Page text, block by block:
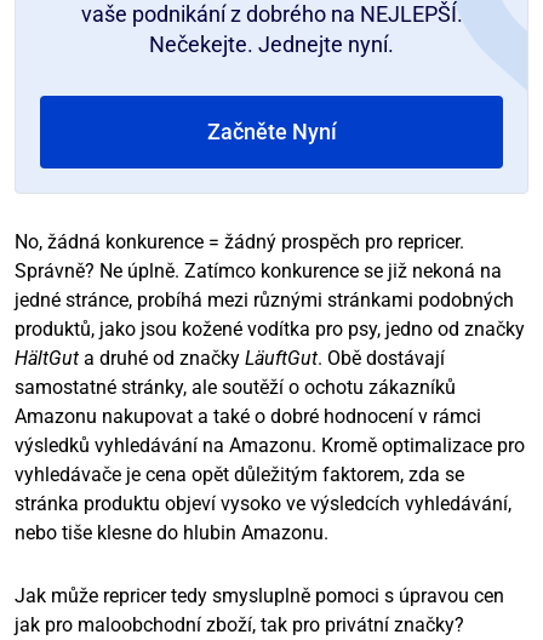
vaše podnikání z dobrého na NEJLEPŠÍ.
Nečekejte. Jednejte nyní.
Začněte Nyní
No, žádná konkurence = žádný prospěch pro repricer.
Správně? Ne úplně. Zatímco konkurence se již nekoná na
jedné stránce, probíhá mezi různými stránkami podobných
produktů, jako jsou kožené vodítka pro psy, jedno od značky
HältGut a druhé od značky LäuftGut. Obě dostávají
samostatné stránky, ale soutěží o ochotu zákazníků
Amazonu nakupovat a také o dobré hodnocení v rámci
výsledků vyhledávání na Amazonu. Kromě optimalizace pro
vyhledávače je cena opět důležitým faktorem, zda se
stránka produktu objeví vysoko ve výsledcích vyhledávání,
nebo tiše klesne do hlubin Amazonu.
Jak může repricer tedy smysluplně pomoci s úpravou cen
jak pro maloobchodní zboží, tak pro privátní značky?